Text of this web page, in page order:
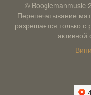
© Boogiemanmusic
Перепечатывание
разрешается только с
активной